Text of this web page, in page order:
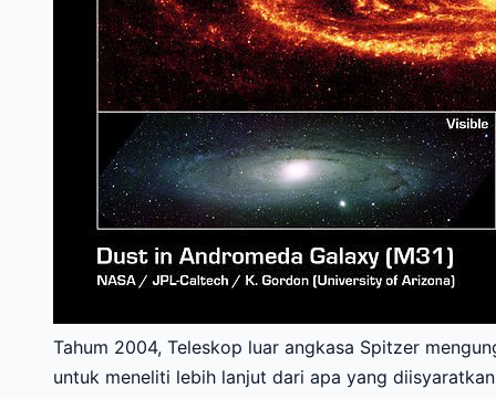
Tahum 2004, Teleskop luar angkasa Spitzer
untuk meneliti lebih lanjut dari apa yang